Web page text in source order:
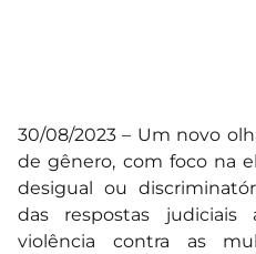
30/08/2023 – Um novo
de gênero, com foco na
desigual ou
das respostas
violência contra as